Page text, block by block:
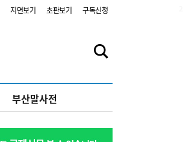
지면보기 초판보기 구독신청
부산말사전